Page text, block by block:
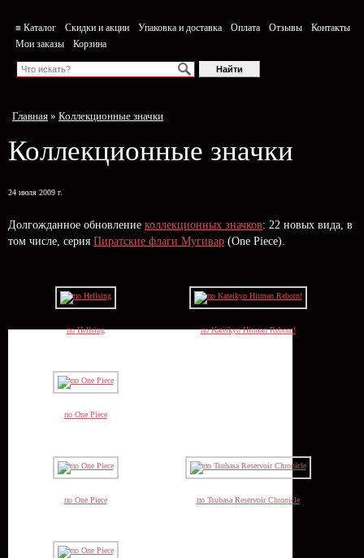
≡ Каталог Скидки и акции Упаковка и доставка Оплата Отзывы
Контакты
Мои заказы
Корзина
Главная » Коллекционные значки
Коллекционные значки
24 июля 2009 г.
Долгожданное обновление коллекционных значков: 22 новых вида, в
том числе, серия Пиратские флаги Мугивар (One Piece).
по Hellsing по Kateikyo Hitman Reborn!
по One Piece
по One Piece по Tsubasa Reservoir Chronicle